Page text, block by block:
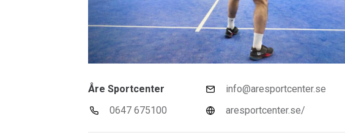
Åre Sportcenter
0647 675100
info@aresportcenter.se
aresportcenter.se/